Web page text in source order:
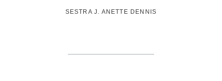
SESTRA J. ANETTE DENNIS